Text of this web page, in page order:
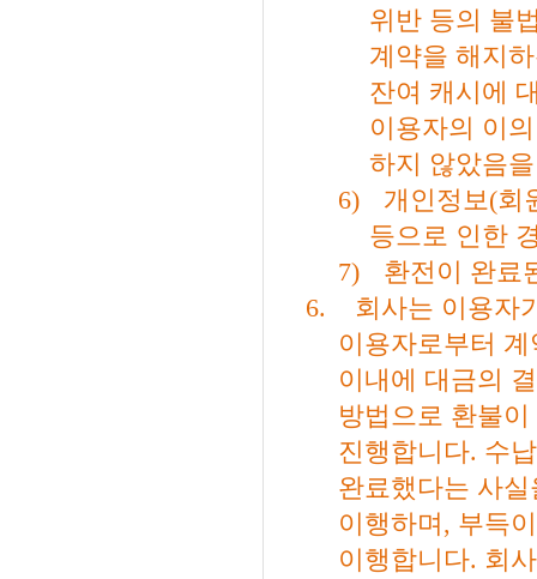
위반 등의 불
계약을 해지
잔여 캐시에
이용자의 이
하지 않았음
6)
개인정보 (회
등으로 인한
7)
환전이 완료
6.
회사는 이용자
이용자로부터
이내에 대금의
방법으로 환불
진행합니다. 수
완료했다는 사
이행하며 , 부득
이행합니다. 회